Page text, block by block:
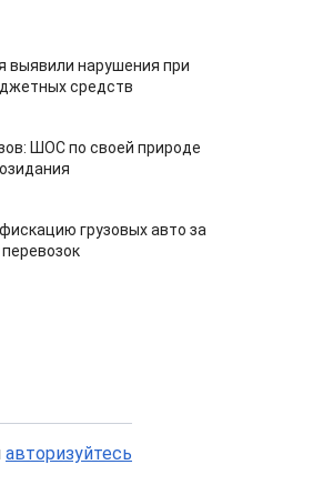
выявили нарушения при
средств
ШОС по своей природе
грузовых авто за
авторизуйтесь